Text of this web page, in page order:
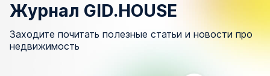
Журнал GID.HOUSE
Заходите почитать полезные статьи и новости про
недвижимость